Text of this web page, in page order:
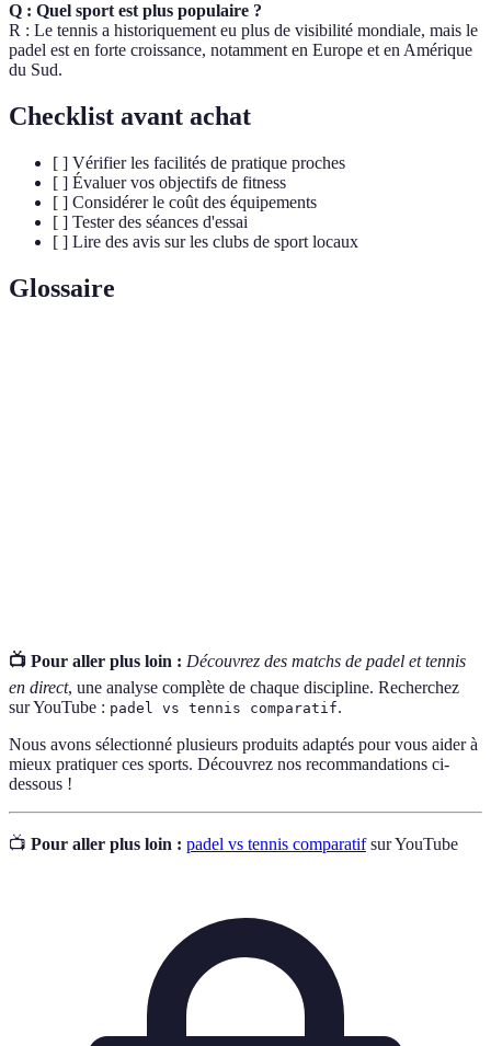
Q : Quel sport est plus populaire ?
R : Le tennis a historiquement eu plus de visibilité mondiale, mais le
padel est en forte croissance, notamment en Europe et en Amérique
du Sud.
Checklist avant achat
[ ] Vérifier les facilités de pratique proches
[ ] Évaluer vos objectifs de fitness
[ ] Considérer le coût des équipements
[ ] Tester des séances d'essai
[ ] Lire des avis sur les clubs de sport locaux
Glossaire
📺 Pour aller plus loin : Découvrez des matchs de padel et tennis
en direct, une analyse complète de chaque discipline. Recherchez
sur YouTube : padel vs tennis comparatif.
Nous avons sélectionné plusieurs produits adaptés pour vous aider à
mieux pratiquer ces sports. Découvrez nos recommandations ci-
dessous !
📺 Pour aller plus loin : padel vs tennis comparatifsur YouTube